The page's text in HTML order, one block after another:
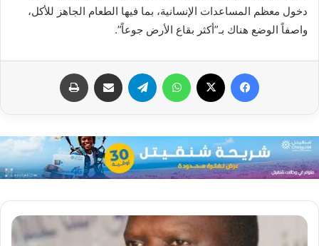
دخول معظم المساعدات الإنسانية، بما فيها الطعام الجاهز للأكل،
واصفاً الوضع هناك بـ”أكثر بقاع الأرض جوعاً”.
فيسبوك واتساب تيلقرام مشاركة عبر البريد